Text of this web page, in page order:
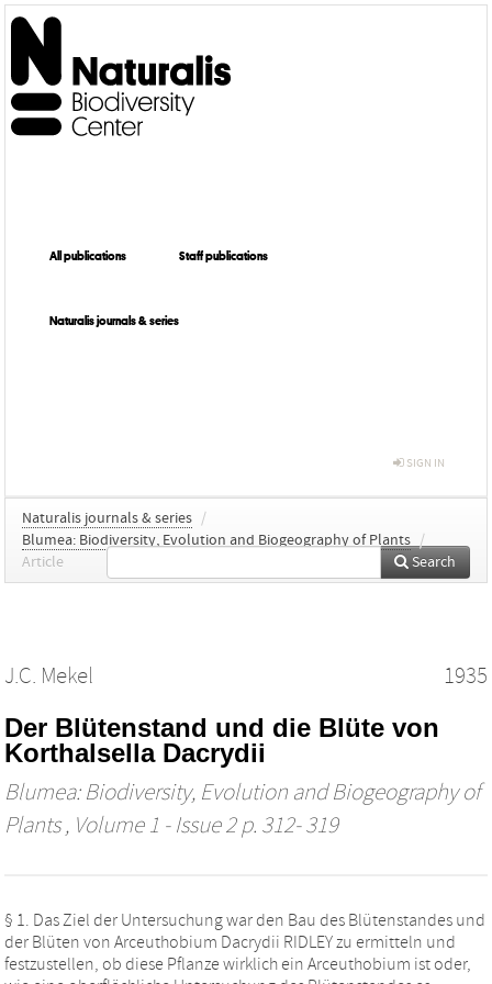
All publications Staff publications
Naturalis journals & series
SIGN IN
Naturalis journals & series /
Blumea: Biodiversity, Evolution and Biogeography of Plants /
Article
Search
J.C. Mekel 1935
Der Blütenstand und die Blüte von
Korthalsella Dacrydii
Blumea: Biodiversity, Evolution and Biogeography of
Plants, Volume 1 - Issue 2 p. 312- 319
§ 1. Das Ziel der Untersuchung war den Bau des Blütenstandes und
der Blüten von Arceuthobium Dacrydii RIDLEY zu ermitteln und
festzustellen, ob diese Pflanze wirklich ein Arceuthobium ist oder,